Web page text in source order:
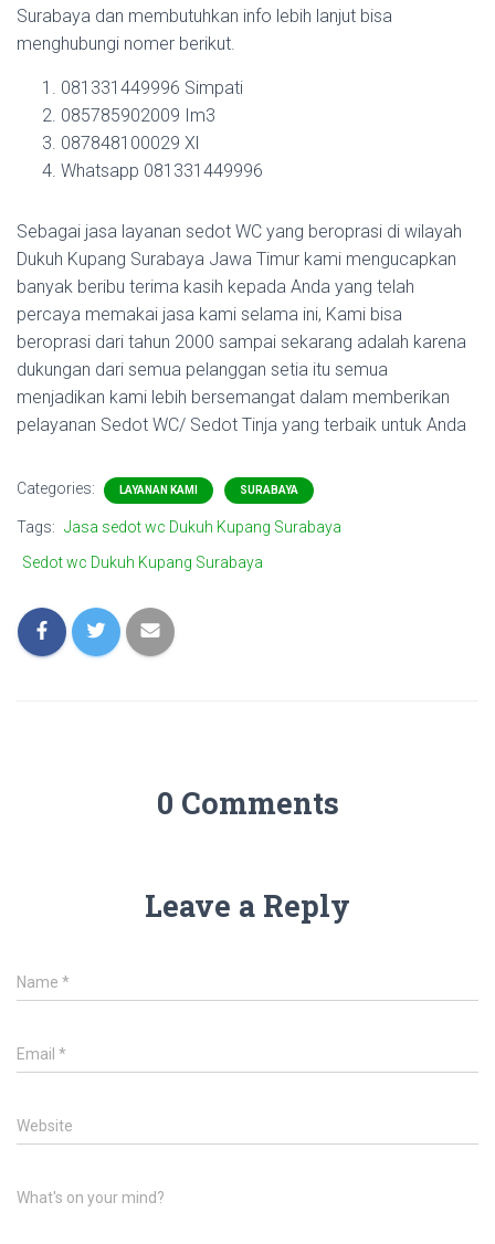
Surabaya dan membutuhkan info lebih lanjut bisa
menghubungi nomer berikut.
081331449996 Simpati
085785902009 Im3
087848100029 Xl
Whatsapp 081331449996
Sebagai jasa layanan sedot WC yang beroprasi di wilayah
Dukuh Kupang Surabaya Jawa Timur kami mengucapkan
banyak beribu terima kasih kepada Anda yang telah
percaya memakai jasa kami selama ini, Kami bisa
beroprasi dari tahun 2000 sampai sekarang adalah karena
dukungan dari semua pelanggan setia itu semua
menjadikan kami lebih bersemangat dalam memberikan
pelayanan Sedot WC/ Sedot Tinja yang terbaik untuk Anda
Categories: LAYANAN KAMI SURABAYA
Tags: Jasa sedot wc Dukuh Kupang Surabaya
Sedot wc Dukuh Kupang Surabaya
0 Comments
Leave a Reply
Name *
Email *
Website
What's on your mind?